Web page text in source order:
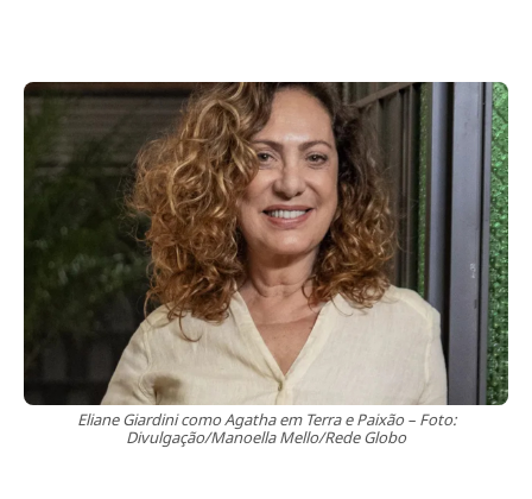
Eliane Giardini como Agatha em Terra e Paixão – Foto:
Divulgação/Manoella Mello/Rede Globo